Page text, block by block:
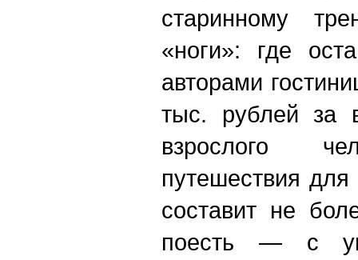
старинному
«ноги»: где
авторами
тыс. рублей за
взрослого
путешествия
составит не
поесть — с